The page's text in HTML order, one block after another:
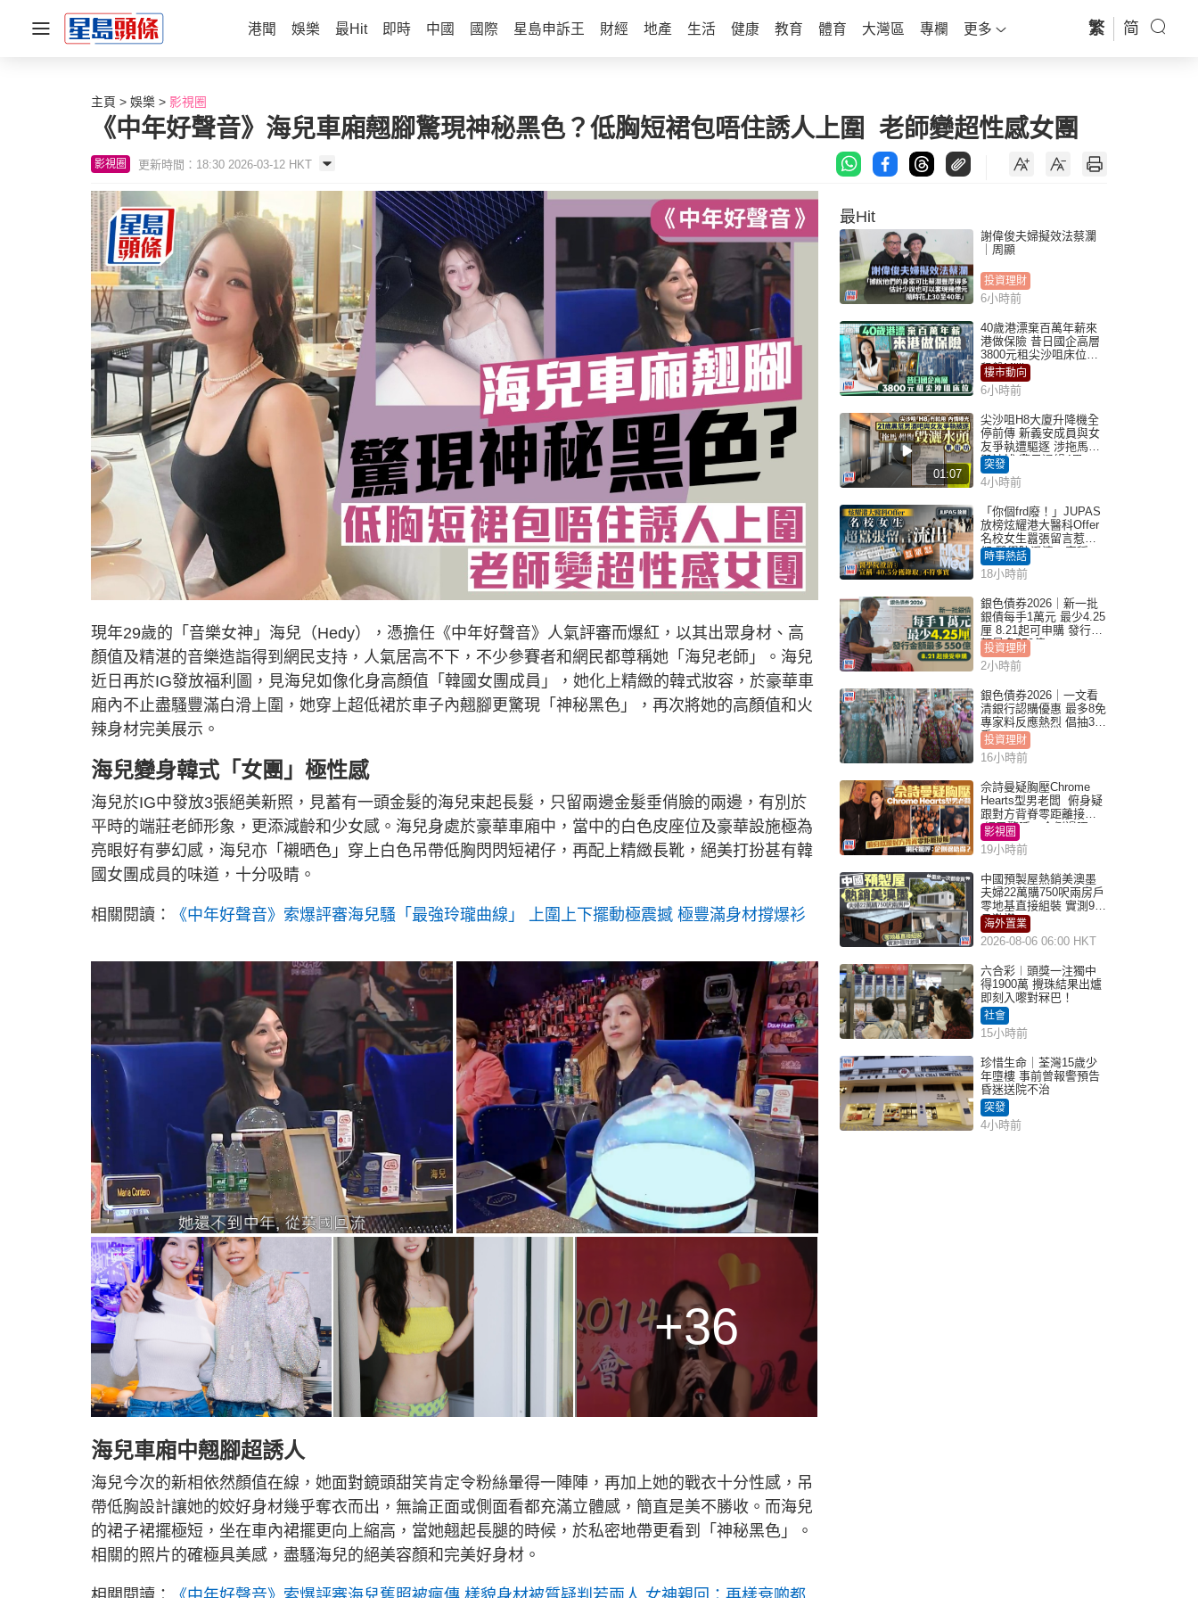
港聞 娛樂 最Hit 即時 中國 國際 星島申訴王 財經 地產 生活 健康 教育 體育 大灣區 專欄 更多 繁 简
主頁 娛樂 影視圈
《中年好聲音》海兒車廂翹腳驚現神秘黑色？低胸短裙包唔住誘人上圍 老師變超性感女團
影視圈 更新時間：18:30 2026-03-12 HKT
現年29歲的「音樂女神」海兒（Hedy），憑擔任《中年好聲音》人氣評審而爆紅，以其出眾身材、高
顏值及精湛的音樂造詣得到網民支持，人氣居高不下，不少參賽者和網民都尊稱她「海兒老師」。海兒
近日再於IG發放福利圖，見海兒如像化身高顏值「韓國女團成員」，她化上精緻的韓式妝容，於豪華車
廂內不止盡騷豐滿白滑上圍，她穿上超低裙於車子內翹腳更驚現「神秘黑色」，再次將她的高顏值和火
辣身材完美展示。
海兒變身韓式「女團」極性感
海兒於IG中發放3張絕美新照，見蓄有一頭金髮的海兒束起長髮，只留兩邊金髮垂俏臉的兩邊，有別於
平時的端莊老師形象，更添減齡和少女感。海兒身處於豪華車廂中，當中的白色皮座位及豪華設施極為
亮眼好有夢幻感，海兒亦「襯晒色」穿上白色吊帶低胸閃閃短裙仔，再配上精緻長靴，絕美打扮甚有韓
國女團成員的味道，十分吸睛。
相關閱讀： 《中年好聲音》索爆評審海兒騷「最強玲瓏曲線」 上圍上下擺動極震撼 極豐滿身材撐爆衫
+36
海兒車廂中翹腳超誘人
海兒今次的新相依然顏值在線，她面對鏡頭甜笑肯定令粉絲暈得一陣陣，再加上她的戰衣十分性感，吊
帶低胸設計讓她的姣好身材幾乎奪衣而出，無論正面或側面看都充滿立體感，簡直是美不勝收。而海兒
的裙子裙擺極短，坐在車內裙擺更向上縮高，當她翹起長腿的時候，於私密地帶更看到「神秘黑色」。
相關的照片的確極具美感，盡騷海兒的絕美容顏和完美好身材。
最Hit
謝偉俊夫婦擬效法蔡瀾
｜周顯
投資理財
6小時前
40歲港漂棄百萬年薪來
港做保險 昔日國企高層
3800元租尖沙咀床位｜
租盤Million
樓市動向
6小時前
01:07
尖沙咀H8大廈升降機全
停前傳 新義安成員與女
友爭執遭驅逐 涉拖馬刑
毀被捕 警另通緝4男
突發
4小時前
「你個frd廢！」JUPAS
放榜炫耀港大醫科Offer
名校女生囂張留言惹眾
怒 醫學院澄清：宣稱
「40.5分獲錄取」不符事
實｜Juicy叮
時事熱話
18小時前
銀色債券2026｜新一批
銀債每手1萬元 最少4.25
厘 8.21起可申購 發行金
額最多550億
投資理財
2小時前
銀色債券2026｜一文看
清銀行認購優惠 最多8免
專家料反應熱烈 倡抽30
手
投資理財
16小時前
佘詩曼疑胸壓Chrome
Hearts型男老闆 俯身疑
跟對方背脊零距離接觸
網民驚呼：企側邊唔
得？
影視圈
19小時前
中國預製屋熱銷美澳墨
夫婦22萬購750呎兩房戶
零地基直接組裝 實測9個
月激讚
海外置業
2026-08-06 06:00 HKT
六合彩︱頭獎一注獨中
得1900萬 攪珠結果出爐
即刻入嚟對冧巴！
社會
15小時前
珍惜生命｜荃灣15歲少
年墮樓 事前曾報警預告
昏迷送院不治
突發
4小時前